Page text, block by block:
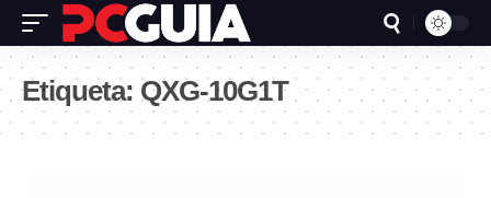
Etiqueta: QXG-10G1T